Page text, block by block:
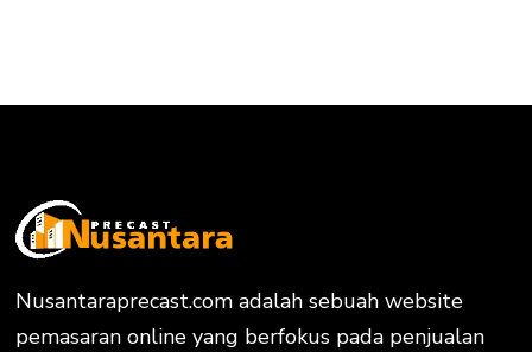
Nusantaraprecast.com adalah sebuah website
pemasaran online yang berfokus pada penjualan